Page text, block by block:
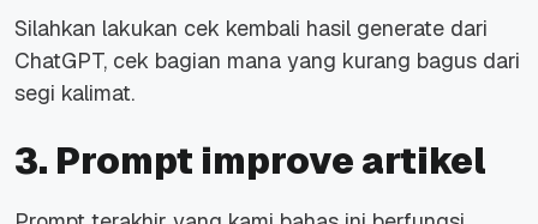
Silahkan lakukan cek kembali hasil generate dari
ChatGPT, cek bagian mana yang kurang bagus dari
segi kalimat.
3. Prompt improve artikel